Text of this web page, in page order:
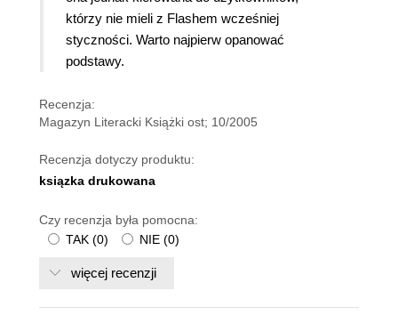
którzy nie mieli z Flashem wcześniej
styczności. Warto najpierw opanować
podstawy.
Recenzja:
Magazyn Literacki Książki ost; 10/2005
Recenzja dotyczy produktu:
ksiązka drukowana
Czy recenzja była pomocna:
TAK (0) NIE (0)
więcej recenzji